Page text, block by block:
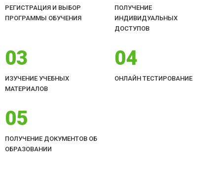
РЕГИСТРАЦИЯ И ВЫБОР
ПРОГРАММЫ ОБУЧЕНИЯ
ПОЛУЧЕНИЕ
ИНДИВИДУАЛЬНЫХ
ДОСТУПОВ
03
ИЗУЧЕНИЕ УЧЕБНЫХ
МАТЕРИАЛОВ
04
ОНЛАЙН ТЕСТИРОВАНИЕ
05
ПОЛУЧЕНИЕ ДОКУМЕНТОВ ОБ
ОБРАЗОВАНИИ